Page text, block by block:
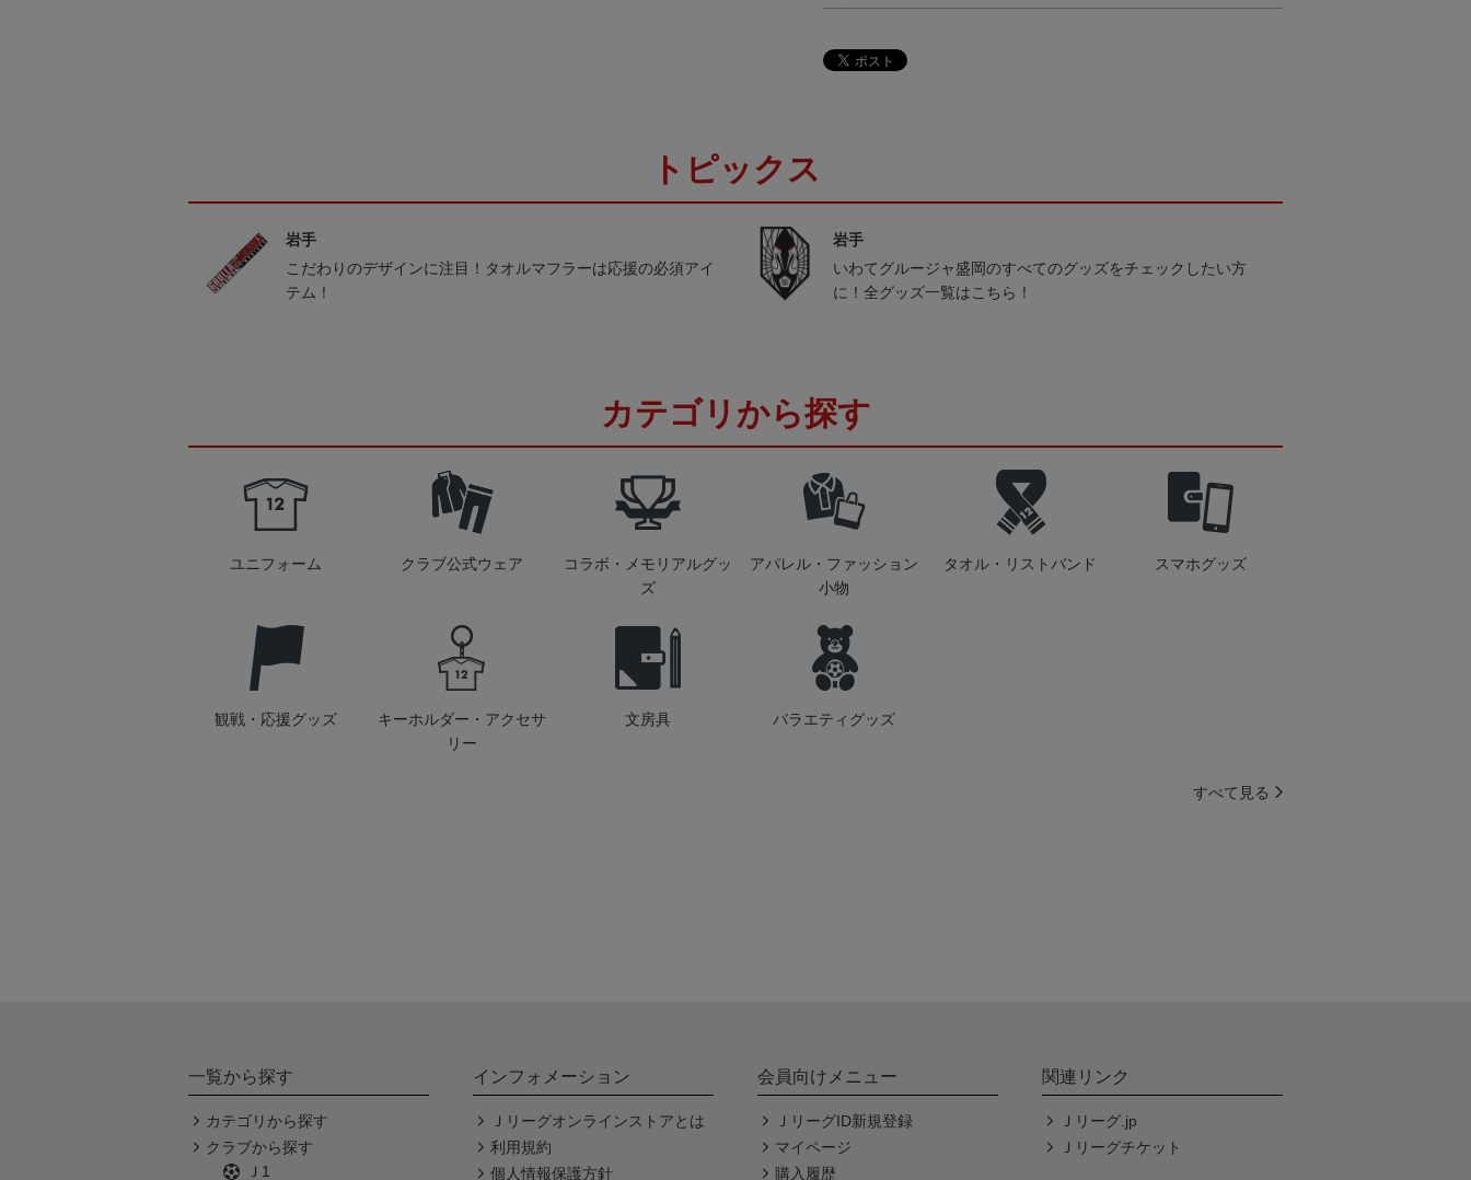
トピックス
岩手
こだわりのデザインに注目！タオルマフラーは応援の必須アイ
テム！
岩手
いわてグルージャ盛岡のすべてのグッズをチェックしたい方
に！全グッズ一覧はこちら！
カテゴリから探す
ユニフォーム クラブ公式ウェア
コラボ・メモリアルグッ
ズ
アパレル・ファッション
小物
タオル・リストバンド スマホグッズ
観戦・応援グッズ
キーホルダー・アクセサ
リー
文房具 バラエティグッズ
すべて見る
一覧から探す
カテゴリから探す
クラブから探す
Ｊ1
インフォメーション
Ｊリーグオンラインストアとは
利用規約
個人情報保護方針
会員向けメニュー
ＪリーグID新規登録
マイページ
購入履歴
関連リンク
Ｊリーグ.jp
Ｊリーグチケット